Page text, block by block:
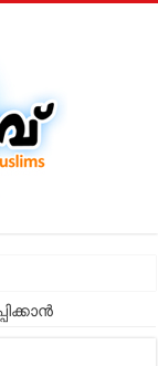
മോചനം: കുടുംബ